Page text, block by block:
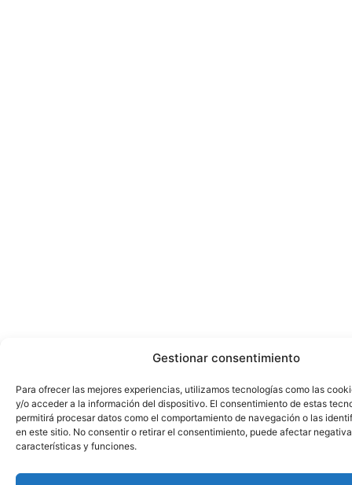
Gestionar consentimiento
Para ofrecer las mejores experiencias, utilizamos tecnologías como las
y/o acceder a la información del dispositivo. El consentimiento de estas
permitirá procesar datos como el comportamiento de navegación o las
en este sitio. No consentir o retirar el consentimiento, puede afectar
características y funciones.